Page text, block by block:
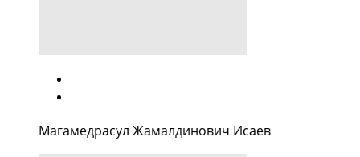
Магамедрасул Жамалдинович Исаев